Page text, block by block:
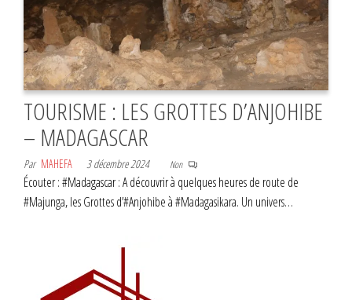
TOURISME : LES GROTTES D’ANJOHIBE
– MADAGASCAR
Par MAHEFA 3 décembre 2024 Non
Écouter : #Madagascar : A découvrir à quelques heures de route de
#Majunga, les Grottes d’#Anjohibe à #Madagasikara. Un univers…